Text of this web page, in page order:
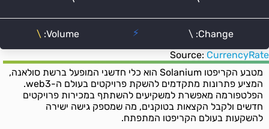
Source: CurrencyRate
מטבע הקריפטו Solanium הוא כלי חדשני המופעל ברשת סולאנה,
המציע פתרונות מתקדמים להשקת פרויקטים בעולם ה-web3.
הפלטפורמה מאפשרת למשקיעים להשתתף במכירות פרויקטים
חדשים ולקבל הקצאות בטוקנים, מה שמספק גישה ישירה
להשקעות בעולם הקריפטו המתפתח.